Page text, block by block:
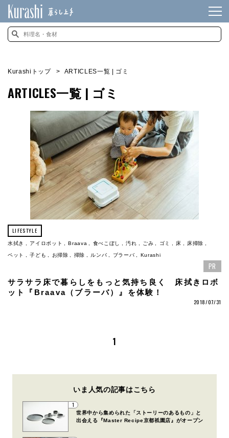
Kurashiトップ ARTICLES一覧 | ゴミ
ARTICLES一覧 | ゴミ
LIFESTYLE
水拭き アイロボット Braava 食べこぼし 汚れ ごみ ゴミ 床 床掃除
ペット 子ども お掃除 掃除 ルンバ ブラーバ Kurashi
PR
サラサラ床で暮らしをもっと気持ち良く 床拭きロボ
ット『Braava（ブラーバ）』を体験！
2018/07/31
1
いま人気の記事はこちら
1
世界中から集められた「ストーリーのあるもの」と
出会える『Master Recipe京都祇園店』がオープン